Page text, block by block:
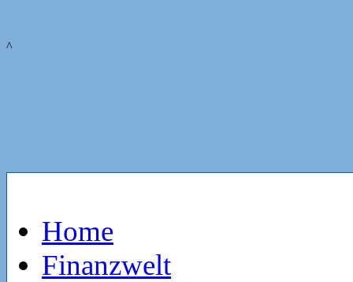
^
Home
Finanzwelt